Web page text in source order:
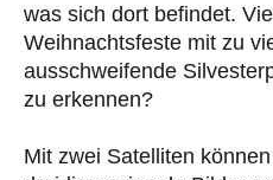
was sich dort befindet.
Weihnachtsfeste mit zu
ausschweifende
zu erkennen?
Mit zwei Satelliten